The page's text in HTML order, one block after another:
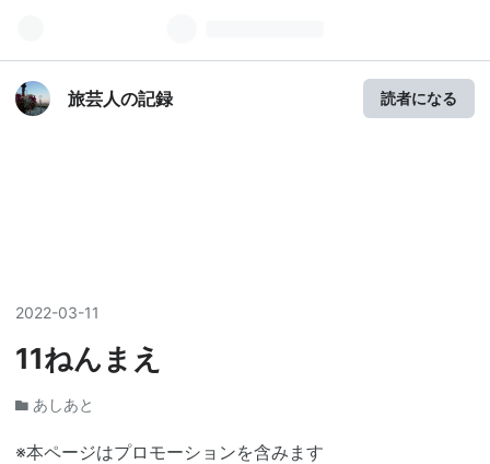
旅芸人の記録 読者になる
2022-03-11
11ねんまえ
あしあと
※本ページはプロモーションを含みます